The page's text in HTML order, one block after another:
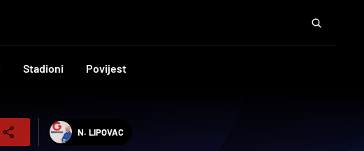
Stadioni Povijest
N. LIPOVAC